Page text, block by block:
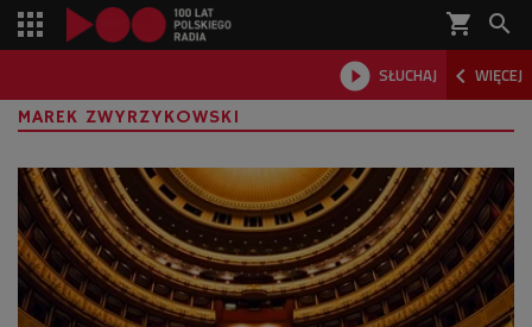
shopping_cart 
 SŁUCHAJ  WIĘCEJ

MAREK ZWYRZYKOWSKI